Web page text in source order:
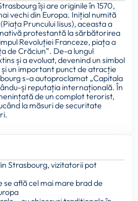
își are originile în 1570,
vechi din Europa. Inițial numită
Pruncului Iisus), aceasta a
protestantă la sărbătorirea
Revoluției Franceze, piața a
de Crăciun”. De-a lungul
și a evoluat, devenind un simbol
un important punct de atracție
s-a autoproclamat „Capitala
și reputația internațională. În
de un complot terorist,
la măsuri de securitate
Strasbourg, vizitatorii pot
se află cel mai mare brad de